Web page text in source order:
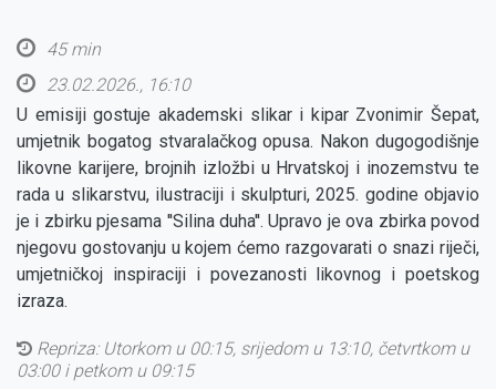
45 min
23.02.2026., 16:10
U emisiji gostuje akademski slikar i kipar Zvonimir Šepat,
umjetnik bogatog stvaralačkog opusa. Nakon dugogodišnje
likovne karijere, brojnih izložbi u Hrvatskoj i inozemstvu te
rada u slikarstvu, ilustraciji i skulpturi, 2025. godine objavio
je i zbirku pjesama ''Silina duha''. Upravo je ova zbirka povod
njegovu gostovanju u kojem ćemo razgovarati o snazi riječi,
umjetničkoj inspiraciji i povezanosti likovnog i poetskog
izraza.
Repriza: Utorkom u 00:15, srijedom u 13:10, četvrtkom u
03:00 i petkom u 09:15